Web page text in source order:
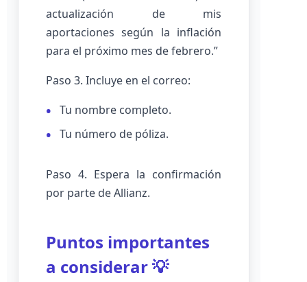
actualización de mis
aportaciones según la inflación
para el próximo mes de febrero.”
Paso 3. Incluye en el correo:
Tu nombre completo.
Tu número de póliza.
Paso 4. Espera la confirmación
por parte de Allianz.
Puntos importantes
a considerar 💡